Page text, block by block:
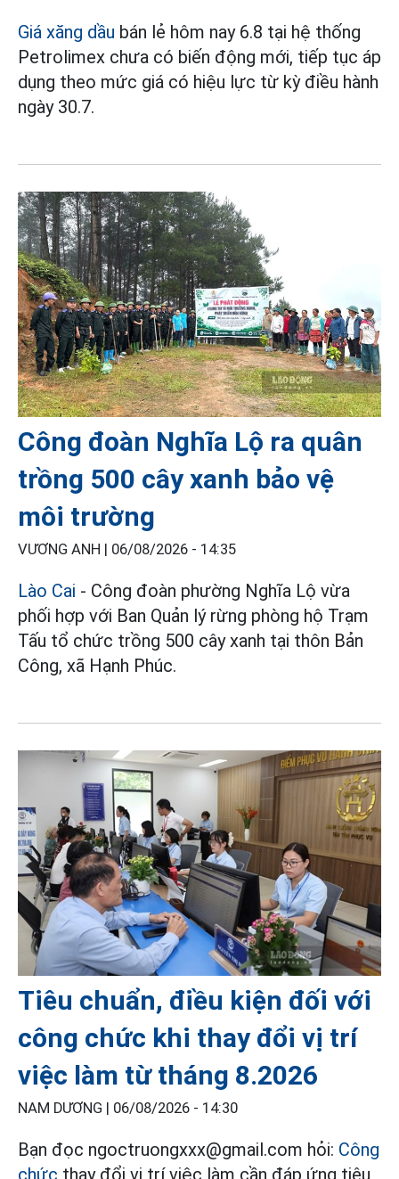
Giá xăng dầu bán lẻ hôm nay 6.8 tại hệ thống
Petrolimex chưa có biến động mới, tiếp tục áp
dụng theo mức giá có hiệu lực từ kỳ điều hành
ngày 30.7.
Công đoàn Nghĩa Lộ ra quân
trồng 500 cây xanh bảo vệ
môi trường
VƯƠNG ANH | 06/08/2026 - 14:35
Lào Cai - Công đoàn phường Nghĩa Lộ vừa
phối hợp với Ban Quản lý rừng phòng hộ Trạm
Tấu tổ chức trồng 500 cây xanh tại thôn Bản
Công, xã Hạnh Phúc.
Tiêu chuẩn, điều kiện đối với
công chức khi thay đổi vị trí
việc làm từ tháng 8.2026
NAM DƯƠNG | 06/08/2026 - 14:30
Bạn đọc ngoctruongxxx@gmail.com hỏi: Công
chức thay đổi vị trí việc làm cần đáp ứng tiêu